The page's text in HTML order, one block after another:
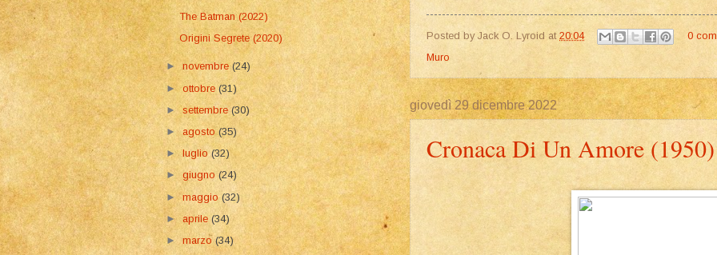
Posted by Jack O. Lyroid at 20:04
0
Muro
giovedì 29 dicembre 2022
Cronaca Di Un Amore (1950)
The Batman (2022)
Origini Segrete (2020)
►novembre(24)
►ottobre(31)
►settembre(30)
►agosto(35)
►luglio(32)
►giugno(24)
►maggio(32)
►aprile(34)
►marzo(34)